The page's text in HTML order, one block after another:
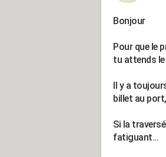
Bonjour
Pour que le
tu attends
Il y a
billet au
Si la
fatiguant...